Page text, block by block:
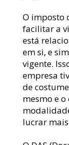
O imposto
facilitar a
está
em si, e
vigente.
empresa
de
mesmo e
lucrar